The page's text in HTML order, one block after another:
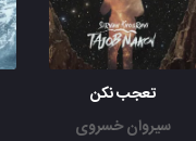
تعجب نکن
سیروان خسروی